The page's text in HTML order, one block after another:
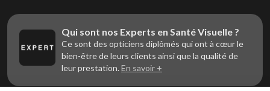
Qui sont nos Experts en Santé Visuelle ?
Ce sont des opticiens diplômés qui ont à cœur le
bien-être de leurs clients ainsi que la qualité de
leur prestation. En savoir +